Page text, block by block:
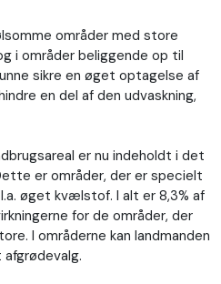
områder med store
i områder beliggende op til
sikre en øget optagelse af
en del af den udvaskning,
er nu indeholdt i det
er områder, der er specielt
øget kvælstof. I alt er 8,3% af
for de områder, der
I områderne kan landmanden